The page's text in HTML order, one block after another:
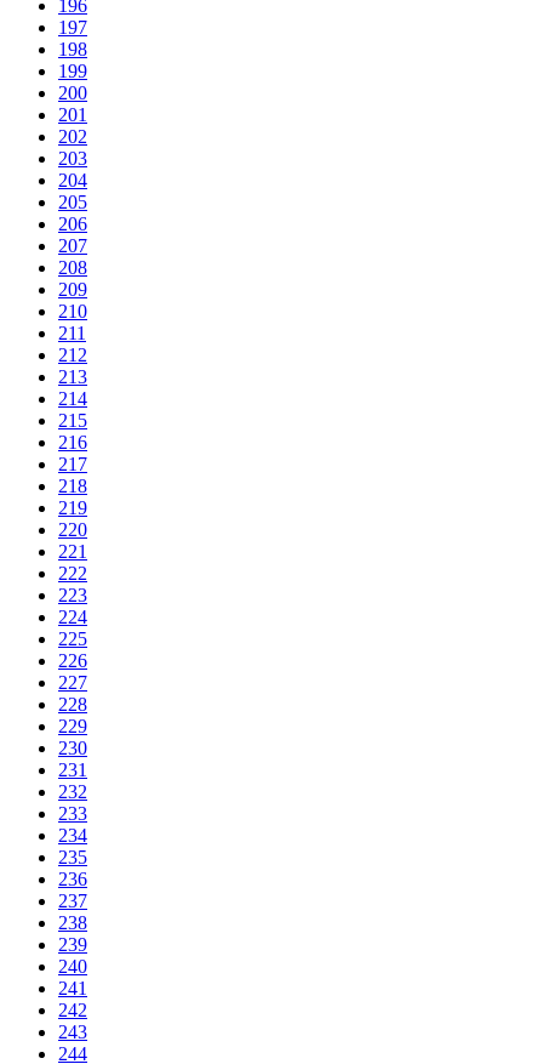
196
197
198
199
200
201
202
203
204
205
206
207
208
209
210
211
212
213
214
215
216
217
218
219
220
221
222
223
224
225
226
227
228
229
230
231
232
233
234
235
236
237
238
239
240
241
242
243
244